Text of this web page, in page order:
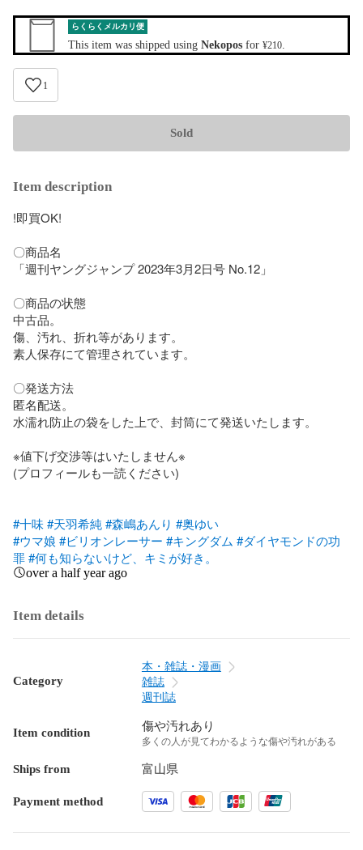
らくらくメルカリ便
This item was shipped using Nekopos for ¥210
1
Sold
Item description
!即買OK!
〇商品名
「週刊ヤングジャンプ 2023年3月2日号 No.12」
〇商品の状態
中古品。
傷、汚れ、折れ等があります。
素人保存にて管理されています。
〇発送方法
匿名配送。
水濡れ防止の袋をした上で、封筒にて発送いたします。
※値下げ交渉等はいたしません※
(プロフィールも一読ください)
#十味#天羽希純#森嶋あんり #奥ゆい
#ウマ娘 #ビリオンレーサー #キングダム #ダイヤモンドの功
罪#何も知らないけど、キミが好き。
over a half year ago
Item details
Category
本・雑誌・漫画
雑誌
週刊誌
Item condition 傷や汚れあり
多くの人が見てわかるような傷や汚れがある
Ships from 富山県
Payment method